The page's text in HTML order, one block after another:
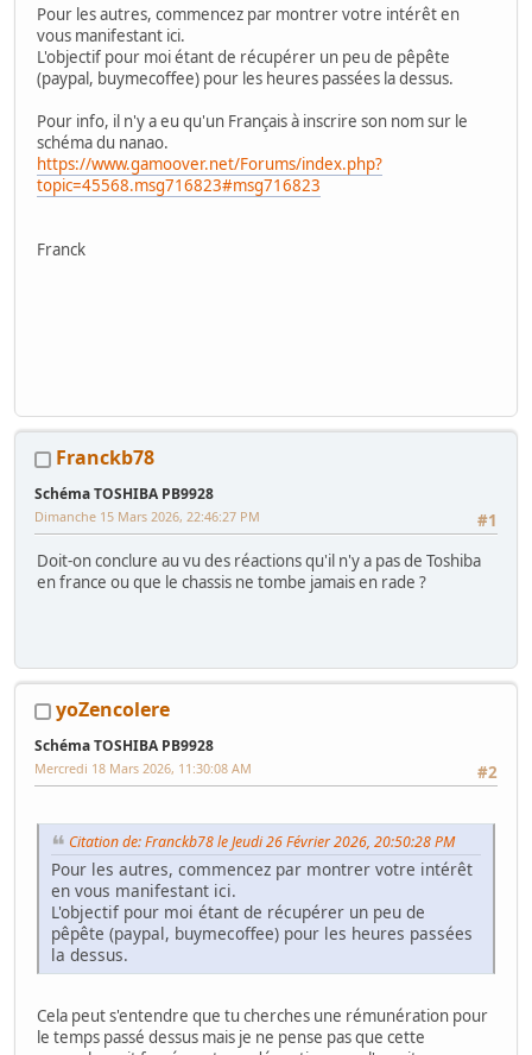
Pour les autres, commencez par montrer votre intérêt en
vous manifestant ici.
L'objectif pour moi étant de récupérer un peu de pêpête
(paypal, buymecoffee) pour les heures passées la dessus.
Pour info, il n'y a eu qu'un Français à inscrire son nom sur le
schéma du nanao.
https://www.gamoover.net/Forums/index.php?
topic=45568.msg716823#msg716823
Franck
Franckb78
Schéma TOSHIBA PB9928
#1
Dimanche 15 Mars 2026, 22:46:27 PM
Doit-on conclure au vu des réactions qu'il n'y a pas de Toshiba
en france ou que le chassis ne tombe jamais en rade ?
yoZencolere
Schéma TOSHIBA PB9928
#2
Mercredi 18 Mars 2026, 11:30:08 AM
Citation de: Franckb78 le Jeudi 26 Février 2026, 20:50:28 PM
Pour les autres, commencez par montrer votre intérêt
en vous manifestant ici.
L'objectif pour moi étant de récupérer un peu de
pêpête (paypal, buymecoffee) pour les heures passées
la dessus.
Cela peut s'entendre que tu cherches une rémunération pour
le temps passé dessus mais je ne pense pas que cette